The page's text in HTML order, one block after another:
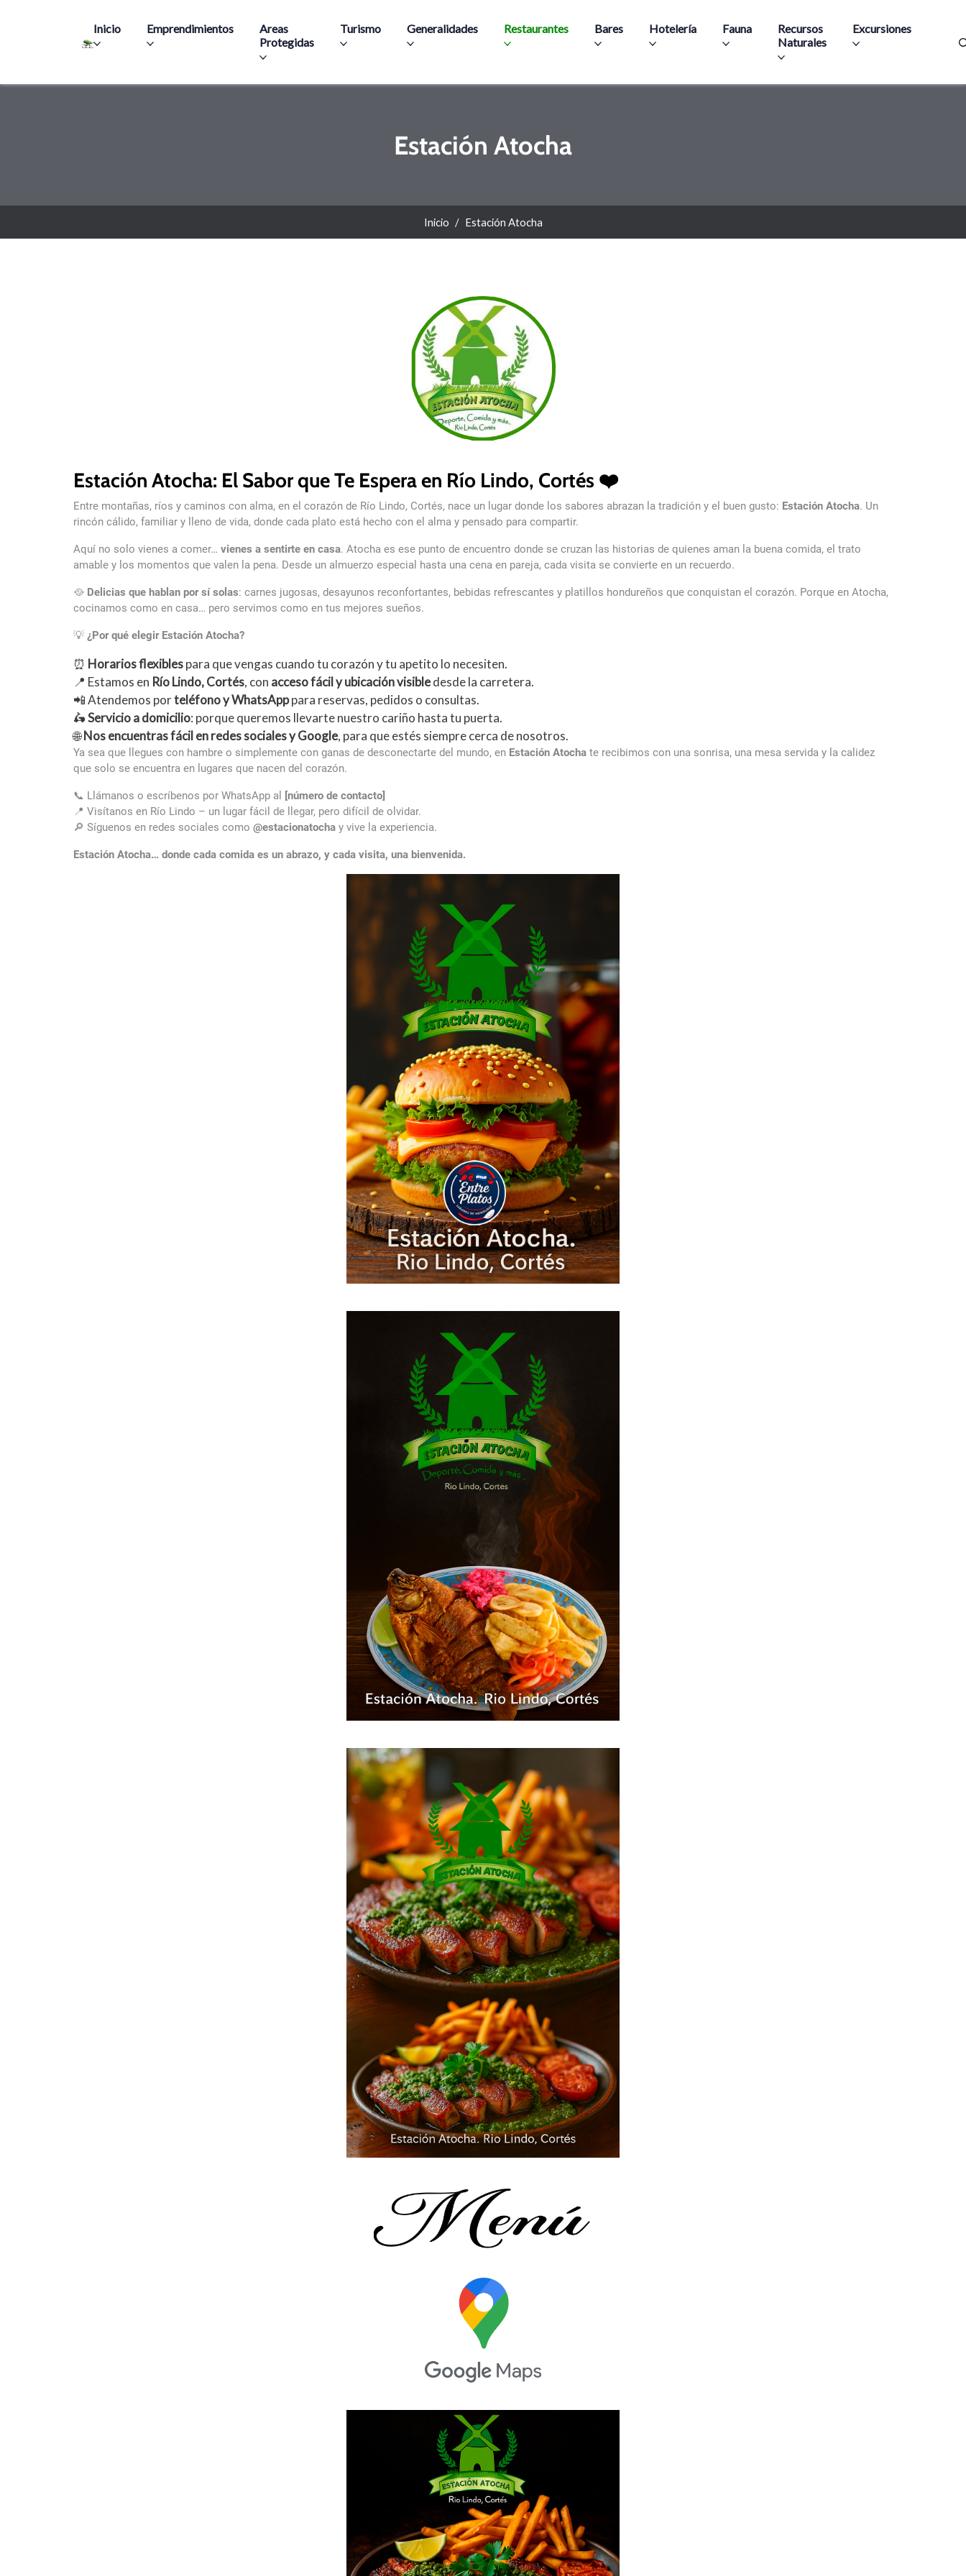
Inicio Emprendimientos
Areas
Protegidas
Turismo Generalidades Restaurantes Bares Hotelería Fauna
Recursos
Naturales
Excursiones
Estación Atocha
Inicio Estación Atocha
Estación Atocha: El Sabor que Te Espera en Río Lindo, Cortés ❤️
Entre montañas, ríos y caminos con alma, en el corazón de Río Lindo, Cortés, nace un lugar donde los sabores abrazan la tradición y el buen gusto: Estación Atocha. Un
rincón cálido, familiar y lleno de vida, donde cada plato está hecho con el alma y pensado para compartir.
Aquí no solo vienes a comer… vienes a sentirte en casa. Atocha es ese punto de encuentro donde se cruzan las historias de quienes aman la buena comida, el trato
amable y los momentos que valen la pena. Desde un almuerzo especial hasta una cena en pareja, cada visita se convierte en un recuerdo.
🥘 Delicias que hablan por sí solas: carnes jugosas, desayunos reconfortantes, bebidas refrescantes y platillos hondureños que conquistan el corazón. Porque en Atocha,
cocinamos como en casa… pero servimos como en tus mejores sueños.
💡 ¿Por qué elegir Estación Atocha?
⏰ Horarios flexiblespara que vengas cuando tu corazón y tu apetito lo necesiten.
📍 Estamos en Río Lindo, Cortés, con acceso fácil y ubicación visibledesde la carretera.
📲 Atendemos porteléfono y WhatsApppara reservas, pedidos o consultas.
🛵Servicio a domicilio: porque queremos llevarte nuestro cariño hasta tu puerta.
🌐Nos encuentras fácil en redes sociales y Google, para que estés siempre cerca de nosotros.
Ya sea que llegues con hambre o simplemente con ganas de desconectarte del mundo, en Estación Atocha te recibimos con una sonrisa, una mesa servida y la calidez
que solo se encuentra en lugares que nacen del corazón.
📞 Llámanos o escríbenos por WhatsApp al
[número de contacto]
📍 Visítanos en Río Lindo – un lugar fácil de llegar, pero difícil de olvidar.
🔎 Síguenos en redes sociales como @estacionatocha y vive la experiencia.
Estación Atocha… donde cada comida es un abrazo, y cada visita, una bienvenida.